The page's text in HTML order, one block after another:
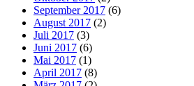
September 2017 (6)
August 2017 (2)
Juli 2017 (3)
Juni 2017 (6)
Mai 2017 (1)
April 2017 (8)